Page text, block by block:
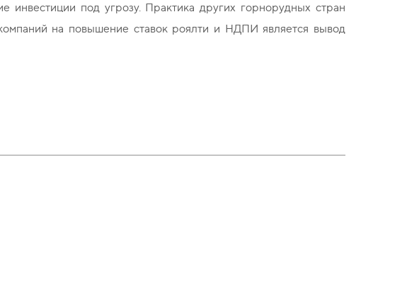
инвестиции под угрозу. Практика других горнорудных стран
на повышение ставок роялти и НДПИ является вывод